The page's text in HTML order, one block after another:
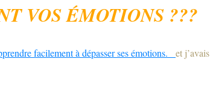
VOS ÉMOTIONS ???
facilement à dépasser ses émotions. et j’avais